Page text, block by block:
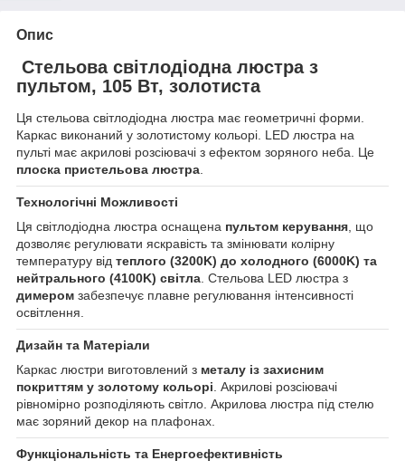
Опис
Стельова світлодіодна люстра з
пультом, 105 Вт, золотиста
Ця стельова світлодіодна люстра має геометричні форми.
Каркас виконаний у золотистому кольорі. LED люстра на
пульті має акрилові розсіювачі з ефектом зоряного неба. Це
плоска пристельова люстра.
Технологічні Можливості
Ця світлодіодна люстра оснащена пультом керування, що
дозволяє регулювати яскравість та змінювати колірну
температуру від теплого (3200K) до холодного (6000K) та
нейтрального (4100K) світла. Стельова LED люстра з
димером забезпечує плавне регулювання інтенсивності
освітлення.
Дизайн та Матеріали
Каркас люстри виготовлений з металу із захисним
покриттям у золотому кольорі. Акрилові розсіювачі
рівномірно розподіляють світло. Акрилова люстра під стелю
має зоряний декор на плафонах.
Функціональність та Енергоефективність